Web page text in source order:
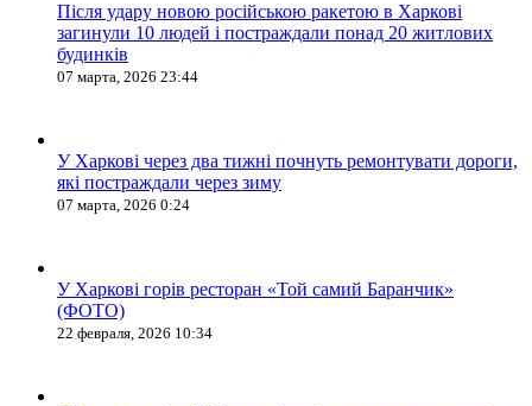
Після удару новою російською ракетою в Харкові
загинули 10 людей і постраждали понад 20 житлових
будинків
07 марта, 2026 23:44
У Харкові через два тижні почнуть ремонтувати дороги,
які постраждали через зиму
07 марта, 2026 0:24
У Харкові горів ресторан «Той самий Баранчик»
(ФОТО)
22 февраля, 2026 10:34